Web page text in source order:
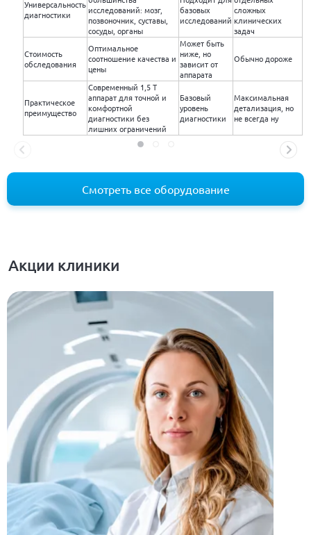
Смотреть все оборудование
Универсальность
диагностики
исследований: мозг,
позвоночник, суставы,
сосуды, органы
базовых
исследований
сложных
клинических
задач
Стоимость
обследования
Оптимальное
соотношение качества и
цены
Может быть
ниже, но
зависит от
аппарата
Обычно дороже
Практическое
преимущество
Современный 1,5 Т
аппарат для точной и
комфортной
диагностики без
лишних ограничений
Базовый
уровень
диагностики
Максимальная
детализация, но
не всегда ну
Акции клиники